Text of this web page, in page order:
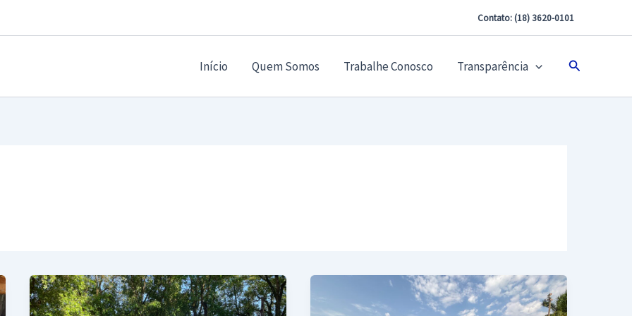
Contato: (18) 3620-0101
Início Quem Somos Trabalhe Conosco Transparência Pesquisar